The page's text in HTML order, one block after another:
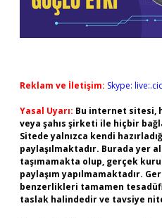
Reklam ve İletişim: Skype:
Yasal Uyarı: Bu internet sitesi,
veya şahıs şirketi ile hiçbir
Sitede yalnızca kendi
paylaşılmaktadır. Burada yer
taşımamakta olup, gerçek
paylaşım yapılmamaktadır.
benzerlikleri tamamen
taslak halindedir ve tavsiye